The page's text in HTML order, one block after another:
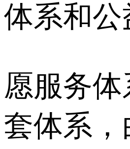
体系和公
愿服务
套体系，